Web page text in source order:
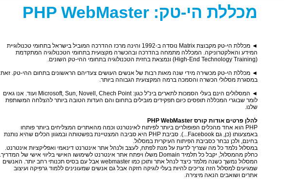
מכללת הי-טק: PHP WebMaster
◄ מכללת הי-טק מקבוצת Matrix נוסדה ב-1992 והינה מרכז ההדרכה המוביל בישראל בתחומי טכנולוגיית
המידע והאלקטרוניקה. המכללה מתמחה בהדרכה ובהכשרה מקצועית בתחומי הטכנולוגיה המתקדמת
(High-End Technology Training) ונמצאת בחזית הטכנולוגיה בתחומי ההי-טק השונים.
◄ מכללת הי-טק מכשירה מידי שנה מאות רבות של אנשים העושים צעדיהם הראשונים בתחום ההי-טק. זאת
במסגרת מסלולי הכשרה והסמכה ברמה המקצועית הגבוהה ביותר.
◄ המסלולים הינם בעלי הסמכות לתארים בינ"ל כגון: Microsoft, Sun, Novell, Chech Point ועוד. אנו גאים
לומר שבוגרי המכללה תופסים כיום תפקידים מובילים בתחום והם העדות הטובה ביותר להצלחה המשותפת
שלנו.
להלן פרטים אודות קורס PHP WebMaster
PHP הוא אחד מהכלים הפופולרים ביותר לפיתוח לאינטרנט וכמה מהאתרים המצליחים ביותר פותחו
באמצעותו (כן, גם Facebook...). סביבת PHP היא סביבה המצטיינת בפשטותה ובמגוון הכלים שהיא נותנת
בחינם, ולכן נבחר כסביבת הפיתוח העיקרית במסלול.
במסלול נלמד כל מה שצריך לדעת על מנת לפתח, לעצב ולנהל אתר אינטרנט דינאמי ואפליקציות אינטרנט.
כחלק מהמסלול, יקבל כל תלמיד Domain משלו ויפתח אתר אינטרנט לשימושו האישי בליווי אישי של המדריך.
המסלול נמשך כשנה מלמד כיצד לנהל אתר ותוכן כמו webmaster אבל עם בסיס תכנותי רחב יותר. האנשים
שמגיעים למסלול הזה צריכים להיות בעלי לוגיקה חזקה אבל גם אנשים שמעונינים ללמוד גרפיקה ועיצוב
אתרים ושואבים הנאה מיצירה.